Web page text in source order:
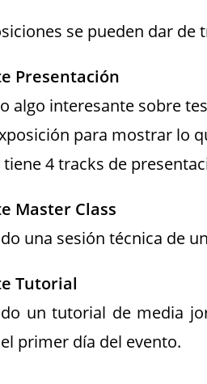
se pueden dar de
Presentación
algo interesante sobre
para mostrar lo
tiene 4 tracks de
Master Class
una sesión técnica de
Tutorial
un tutorial de media
primer día del evento.